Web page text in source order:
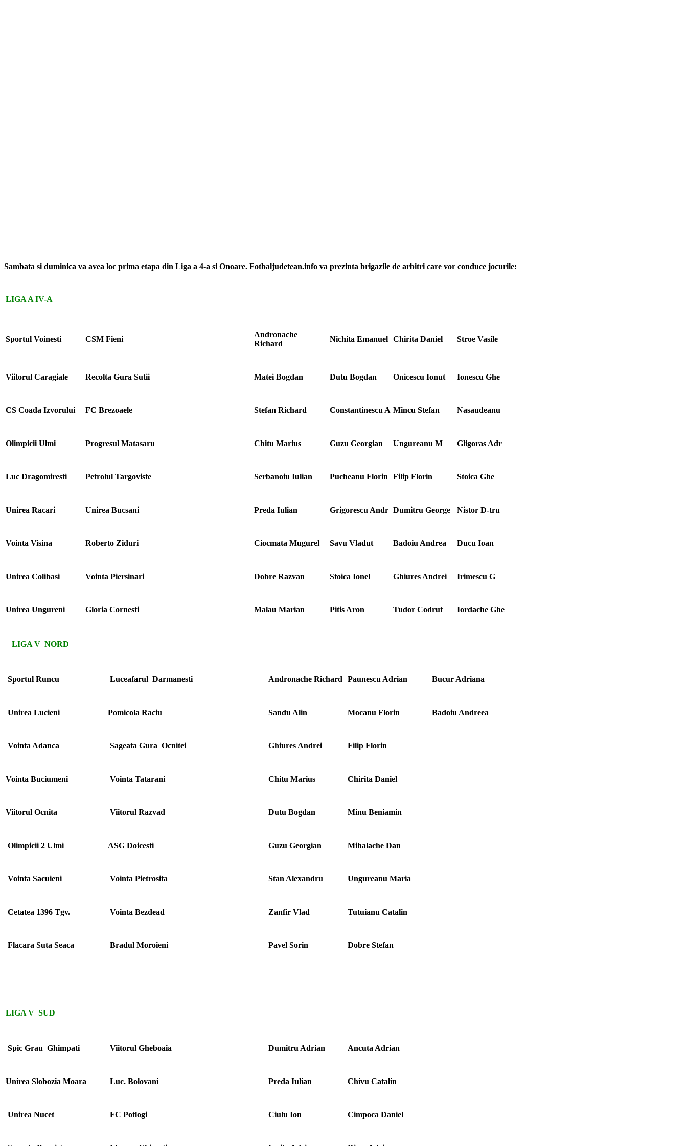
Sambata si duminica va avea loc prima etapa din Liga a 4-a si Onoare. Fotbaljudetean.info va prezinta brigazile de arbitri care vor conduce jocurile:
LIGA A IV-A
Sportul Voinesti CSM Fieni
Andronache
Richard
Nichita Emanuel Chirita Daniel Stroe Vasile
Viitorul Caragiale Recolta Gura Sutii Matei Bogdan Dutu Bogdan Onicescu Ionut Ionescu Ghe
CS Coada Izvorului FC Brezoaele Stefan Richard Constantinescu A Mincu Stefan Nasaudeanu
Olimpicii Ulmi Progresul Matasaru Chitu Marius Guzu Georgian Ungureanu M Gligoras Adr
Luc Dragomiresti Petrolul Targoviste Serbanoiu Iulian Pucheanu Florin Filip Florin Stoica Ghe
Unirea Racari Unirea Bucsani Preda Iulian Grigorescu Andr Dumitru George Nistor D-tru
Vointa Visina Roberto Ziduri Ciocmata Mugurel Savu Vladut Badoiu Andrea Ducu Ioan
Unirea Colibasi Vointa Piersinari Dobre Razvan Stoica Ionel Ghiures Andrei Irimescu G
Unirea Ungureni Gloria Cornesti Malau Marian Pitis Aron Tudor Codrut Iordache Ghe
LIGA V NORD
Sportul Runcu Luceafarul Darmanesti Andronache Richard Paunescu Adrian Bucur Adriana
Unirea Lucieni Pomicola Raciu Sandu Alin Mocanu Florin Badoiu Andreea
Vointa Adanca Sageata Gura Ocnitei Ghiures Andrei Filip Florin
Vointa Buciumeni Vointa Tatarani Chitu Marius Chirita Daniel
Viitorul Ocnita Viitorul Razvad Dutu Bogdan Minu Beniamin
Olimpicii 2 Ulmi ASG Doicesti Guzu Georgian Mihalache Dan
Vointa Sacuieni Vointa Pietrosita Stan Alexandru Ungureanu Maria
Cetatea 1396 Tgv. Vointa Bezdead Zanfir Vlad Tutuianu Catalin
Flacara Suta Seaca Bradul Moroieni Pavel Sorin Dobre Stefan
LIGA V SUD
Spic Grau Ghimpati Viitorul Gheboaia Dumitru Adrian Ancuta Adrian
Unirea Slobozia Moara Luc. Bolovani Preda Iulian Chivu Catalin
Unirea Nucet FC Potlogi Ciulu Ion Cimpoca Daniel